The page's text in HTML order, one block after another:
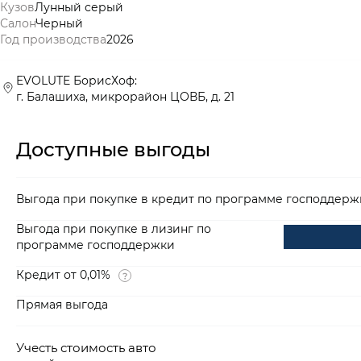
КузовЛунный серый
СалонЧерный
Год производства2026
EVOLUTE БорисХоф:
г. Балашиха, микрорайон ЦОВБ, д. 21
Доступные выгоды
Выгода при покупке в кредит по программе
Выгода при покупке в лизинг по
программе господдержки
Кредит от 0,01%
Прямая выгода
Учесть стоимость авто